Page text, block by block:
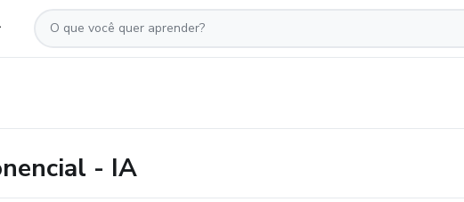
- IA